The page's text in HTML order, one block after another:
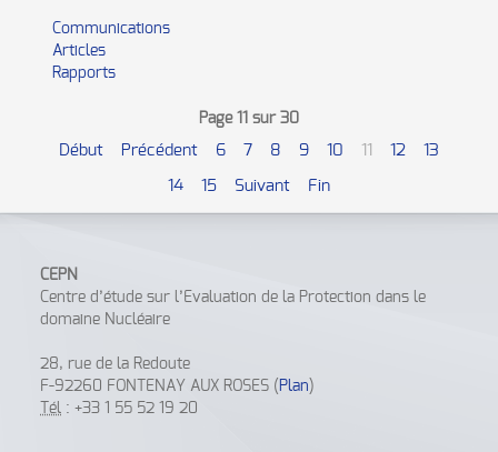
Communications
Articles
Rapports
Page 11 sur 30
Début Précédent 6 7 8 9 10 11 12 13
14 15 Suivant Fin
CEPN
Centre d’étude sur l’Evaluation de la Protection dans le
domaine Nucléaire
28, rue de la Redoute
F-92260 FONTENAY AUX ROSES ( Plan )
Tél : +33 1 55 52 19 20